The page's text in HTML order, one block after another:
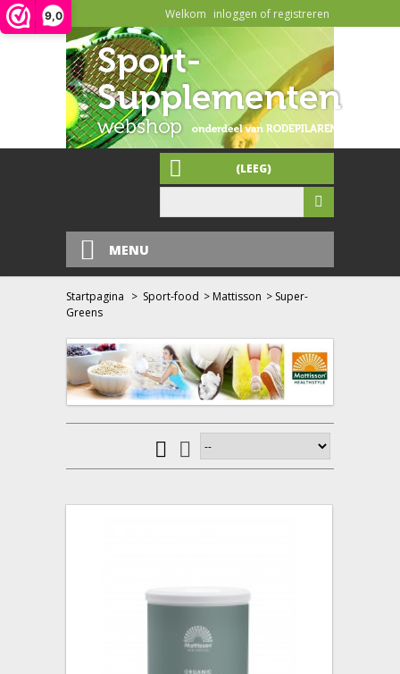
9,0 Welkom inloggen of registreren
(LEEG)
MENU
Startpagina > Sport-food > Mattisson > Super-
Greens